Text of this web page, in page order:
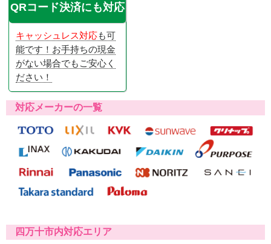
QRコード決済にも対応
キャッシュレス対応も可
能です！お手持ちの現金
がない場合でもご安心く
ださい！
対応メーカーの一覧
四万十市内対応エリア